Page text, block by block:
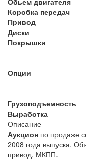
Коробка передач
Привод
Диски
Покрышки
Опции
Грузоподъемность
Выработка
Описание
Аукцион по продаже
2008 года выпуска.
привод,